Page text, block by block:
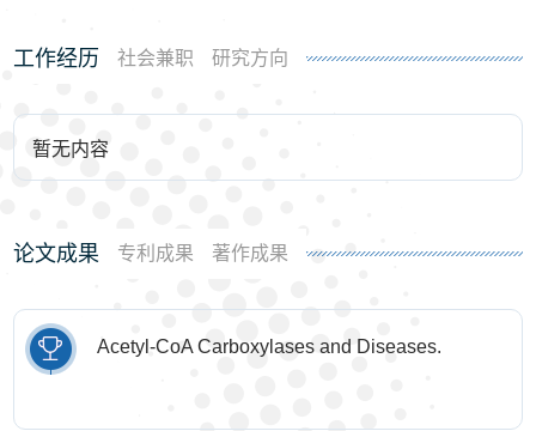
工作经历 社会兼职 研究方向
暂无内容
论文成果 专利成果 著作成果
Acetyl-CoA Carboxylases and Diseases.